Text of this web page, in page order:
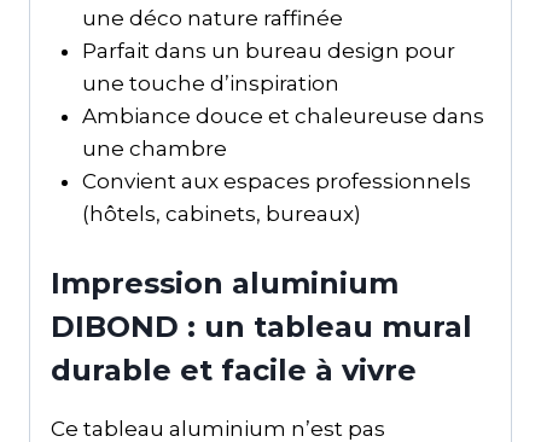
une déco nature raffinée
Parfait dans un bureau design pour
une touche d’inspiration
Ambiance douce et chaleureuse dans
une chambre
Convient aux espaces professionnels
(hôtels, cabinets, bureaux)
Impression aluminium
DIBOND : un tableau mural
durable et facile à vivre
Ce tableau aluminium n’est pas